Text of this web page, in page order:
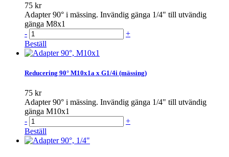
75 kr
Adapter 90° i mässing. Invändig gänga 1/4" till utvändig
gänga M8x1
-
+
Beställ
Reducering 90° M10x1a x G1/4i (mässing)
75 kr
Adapter 90° i mässing. Invändig gänga 1/4" till utvändig
gänga M10x1
-
+
Beställ